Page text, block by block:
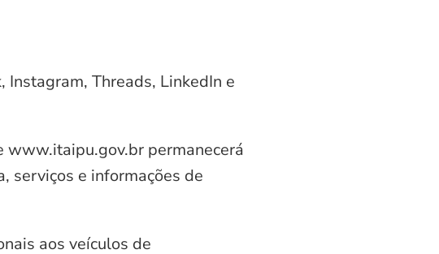
Instagram, Threads, LinkedIn e
permanecerá
serviços e informações de
aos veículos de